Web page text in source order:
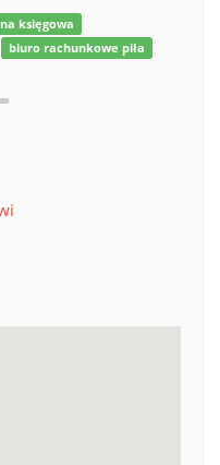
księgowa
biuro rachunkowe piła